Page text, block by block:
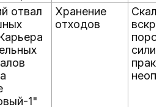
отвал
1"
Хранение
отходов